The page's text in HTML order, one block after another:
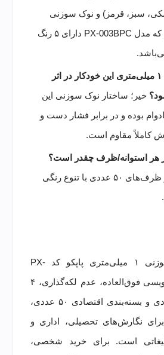
سبز، قرمز) و نوک سوزنی
است، در حالی که مدل PX-003BPC دارای ۵ رنگ
آیا نوک سوزنی ۱ میلی‌متری این خودکار در اثر
خیر؛ ساختار نوک سوزنی این
بوده و در برابر فشار دست و
کاملاً مقاوم است.
هر استوانه/ظرف چقدر است؟
این محصول در ظرف‌های ۵۰ عددی با تنوع رنگی
خودکار نوک سوزنی ۱ میلی‌متری پاپکو کد PX-
003BP با روان‌نویسی فوق‌العاده، عدم لکه‌گذاری، ۴
رنگ جوهر کاربردی و بسته‌بندی اقتصادی ۵۰ عددی،
برای نگارش‌های تحصیلی، اداری و
است. برای خرید شخصی،